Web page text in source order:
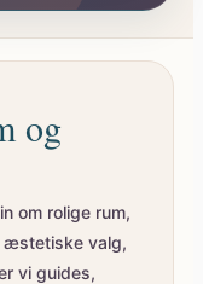
og
om rolige rum,
æstetiske valg,
vi guides,